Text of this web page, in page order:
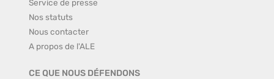
Service de presse
Nos statuts
Nous contacter
A propos de l'ALE
CE QUE NOUS DÉFENDONS